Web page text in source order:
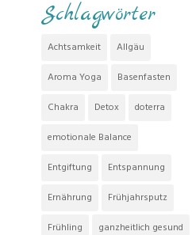
Schlagwörter
Achtsamkeit Allgäu
Aroma Yoga Basenfasten
Chakra Detox doterra
emotionale Balance
Entgiftung Entspannung
Ernährung Frühjahrsputz
Frühling ganzheitlich gesund